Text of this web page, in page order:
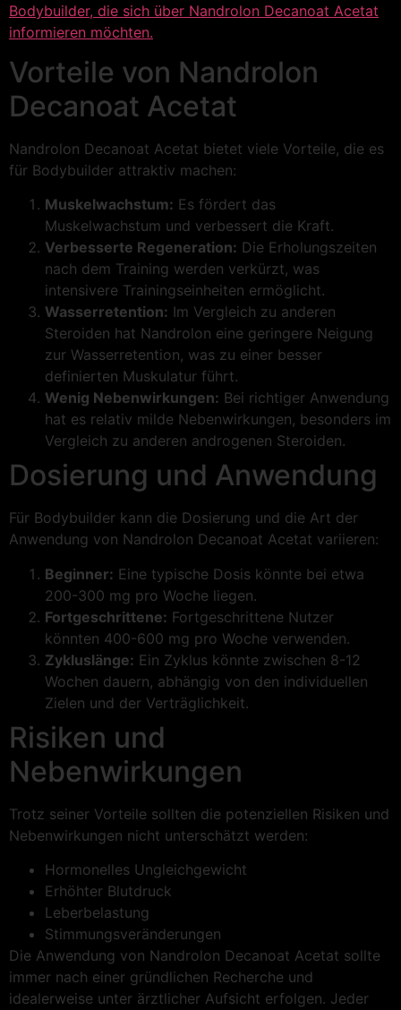
Bodybuilder, die sich über Nandrolon Decanoat Acetat
informieren möchten.
Vorteile von Nandrolon
Decanoat Acetat
Nandrolon Decanoat Acetat bietet viele Vorteile, die es
für Bodybuilder attraktiv machen:
Muskelwachstum: Es fördert das
Muskelwachstum und verbessert die Kraft.
Verbesserte Regeneration: Die Erholungszeiten
nach dem Training werden verkürzt, was
intensivere Trainingseinheiten ermöglicht.
Wasserretention: Im Vergleich zu anderen
Steroiden hat Nandrolon eine geringere Neigung
zur Wasserretention, was zu einer besser
definierten Muskulatur führt.
Wenig Nebenwirkungen: Bei richtiger Anwendung
hat es relativ milde Nebenwirkungen, besonders im
Vergleich zu anderen androgenen Steroiden.
Dosierung und Anwendung
Für Bodybuilder kann die Dosierung und die Art der
Anwendung von Nandrolon Decanoat Acetat variieren:
Beginner: Eine typische Dosis könnte bei etwa
200-300 mg pro Woche liegen.
Fortgeschrittene: Fortgeschrittene Nutzer
könnten 400-600 mg pro Woche verwenden.
Zykluslänge: Ein Zyklus könnte zwischen 8-12
Wochen dauern, abhängig von den individuellen
Zielen und der Verträglichkeit.
Risiken und
Nebenwirkungen
Trotz seiner Vorteile sollten die potenziellen Risiken und
Nebenwirkungen nicht unterschätzt werden:
Hormonelles Ungleichgewicht
Erhöhter Blutdruck
Leberbelastung
Stimmungsveränderungen
Die Anwendung von Nandrolon Decanoat Acetat sollte
immer nach einer gründlichen Recherche und
idealerweise unter ärztlicher Aufsicht erfolgen. Jeder